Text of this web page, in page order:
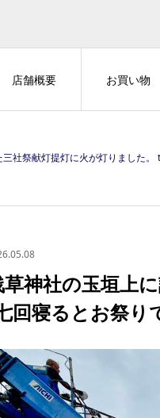
店舗概要 お買い物
社祭献灯提灯に火が灯りました
神社の玉垣上
回寝るとお祭